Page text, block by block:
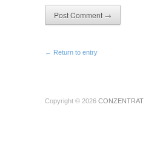
← Return to entry
Copyright © 2026 CONZENTRAT